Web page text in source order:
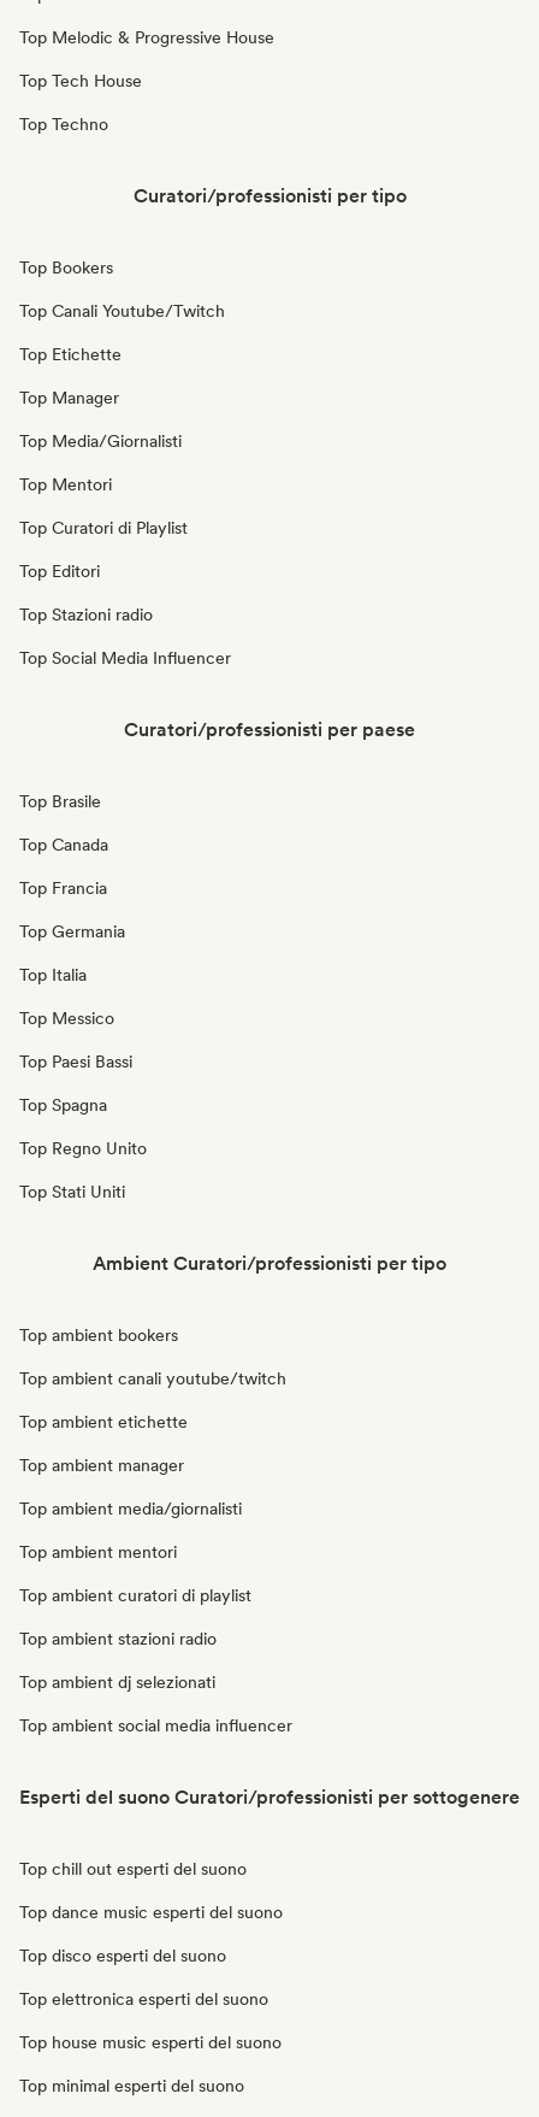
Top Melodic & Progressive House
Top Tech House
Top Techno
Curatori/professionisti per tipo
Top Bookers
Top Canali Youtube/Twitch
Top Etichette
Top Manager
Top Media/Giornalisti
Top Mentori
Top Curatori di Playlist
Top Editori
Top Stazioni radio
Top Social Media Influencer
Curatori/professionisti per paese
Top Brasile
Top Canada
Top Francia
Top Germania
Top Italia
Top Messico
Top Paesi Bassi
Top Spagna
Top Regno Unito
Top Stati Uniti
Ambient Curatori/professionisti per tipo
Top ambient bookers
Top ambient canali youtube/twitch
Top ambient etichette
Top ambient manager
Top ambient media/giornalisti
Top ambient mentori
Top ambient curatori di playlist
Top ambient stazioni radio
Top ambient dj selezionati
Top ambient social media influencer
Esperti del suono Curatori/professionisti per sottogenere
Top chill out esperti del suono
Top dance music esperti del suono
Top disco esperti del suono
Top elettronica esperti del suono
Top house music esperti del suono
Top minimal esperti del suono